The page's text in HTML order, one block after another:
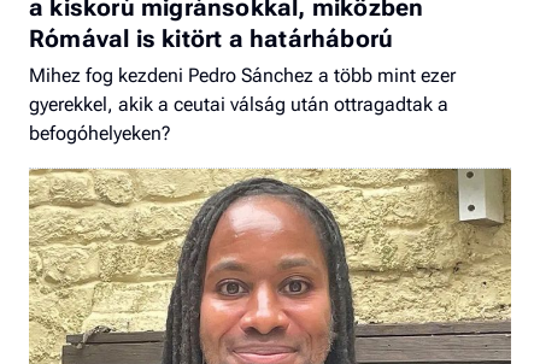
a kiskorú migránsokkal, miközben
Rómával is kitört a határháború
Mihez fog kezdeni Pedro Sánchez a több mint ezer
gyerekkel, akik a ceutai válság után ottragadtak a
befogóhelyeken?